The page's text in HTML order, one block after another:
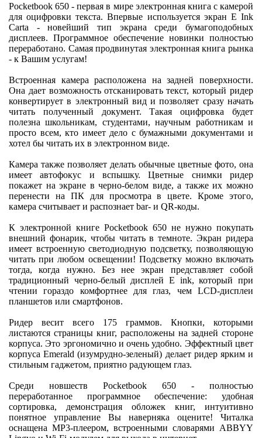
Pocketbook 650 - первая в мире электронная книга с камерой
для оцифровки текста. Впервые используется экран E Ink
Carta - новейший тип экрана среди бумагоподобных
дисплеев. Программное обеспечение новинки полностью
переработано. Самая продвинутая электронная книга рынка
- к Вашим услугам!
Встроенная камера расположена на задней поверхности.
Она дает возможность отсканировать текст, который ридер
конвертирует в электронный вид и позволяет сразу начать
читать полученный документ. Такая оцифровка будет
полезна школьникам, студентами, научным работникам и
просто всем, кто имеет дело с бумажными документами и
хотел бы читать их в электронном виде.
Камера также позволяет делать обычные цветные фото, она
имеет автофокус и вспышку. Цветные снимки ридер
покажет на экране в черно-белом виде, а также их можно
перенести на ПК для просмотра в цвете. Кроме этого,
камера считывает и распознает bar- и QR-коды.
К электронной книге Poсketbook 650 не нужно покупать
внешний фонарик, чтобы читать в темноте. Экран ридера
имеет встроенную светодиодную подсветку, позволяющую
читать при любом освещении! Подсветку можно включать
тогда, когда нужно. Без нее экран представляет собой
традиционный черно-белый дисплей Е ink, который при
чтении гораздо комфортнее для глаз, чем LCD-дисплеи
планшетов или смартфонов.
Ридер весит всего 175 граммов. Кнопки, которыми
листаются страницы книг, расположены на задней стороне
корпуса. Это эргономично и очень удобно. Эффектный цвет
корпуса Emerald (изумрудно-зеленый) делает ридер ярким и
стильным гаджетом, приятно радующем глаз.
Среди новшеств Poсketbook 650 - полностью
переработанное программное обеспечение: удобная
сортировка, демонстрация обложек книг, интуитивно
понятное управление Вы наверняка оцените! Читалка
оснащена MP3-плеером, встроенными словарями ABBYY